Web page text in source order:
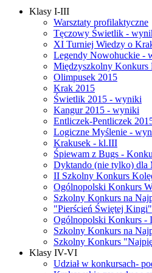
Klasy I-III
Warsztaty profilaktyczne
Tęczowy Świetlik -
XI Turniej Wiedzy o
Legendy Nowohuckie -
Międzyszkolny Konkurs
Olimpusek 2015
Krak 2015
Świetlik 2015 - wyniki
Kangur 2015 - wyniki
Entliczek-Pentliczek
Logiczne Myślenie -
Krakusek - kl.III
Śpiewam z Bugs -
Dyktando (nie tylko) dla
II Szkolny Konkurs
Ogólnopolski Konkurs
Szkolny Konkurs na
"Pierścień Świętej Kingi"
Ogólnopolski Konkurs -
Szkolny Konkurs na
Szkolny Konkurs
Klasy IV-VI
Udział w konkursach-